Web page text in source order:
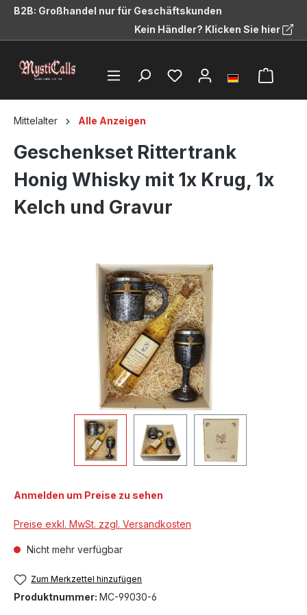
springen
B2B: Großhandel nur für Geschäftskunden
Kein Händler? Klicken Sie hier
Mittelalter Alle Anzeigen
Geschenkset Rittertrank
Honig Whisky mit 1x Krug, 1x
Kelch und Gravur
Bildergalerie überspringen
Anmelden um Preise zu sehen
Preise exkl. MwSt. zzgl. Versandkosten
Nicht mehr verfügbar
Zum Merkzettel hinzufügen
Produktnummer: MC-99030-6